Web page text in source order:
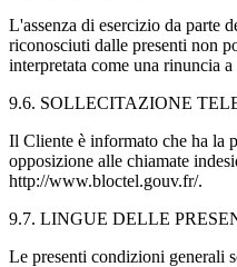
L'assenza di esercizio da parte
riconosciuti dalle presenti non
interpretata come una rinuncia
9.6. SOLLECITAZIONE
Il Cliente è informato che ha la
opposizione alle chiamate
http://www.bloctel.gouv.fr/.
9.7. LINGUE DELLE
Le presenti condizioni generali